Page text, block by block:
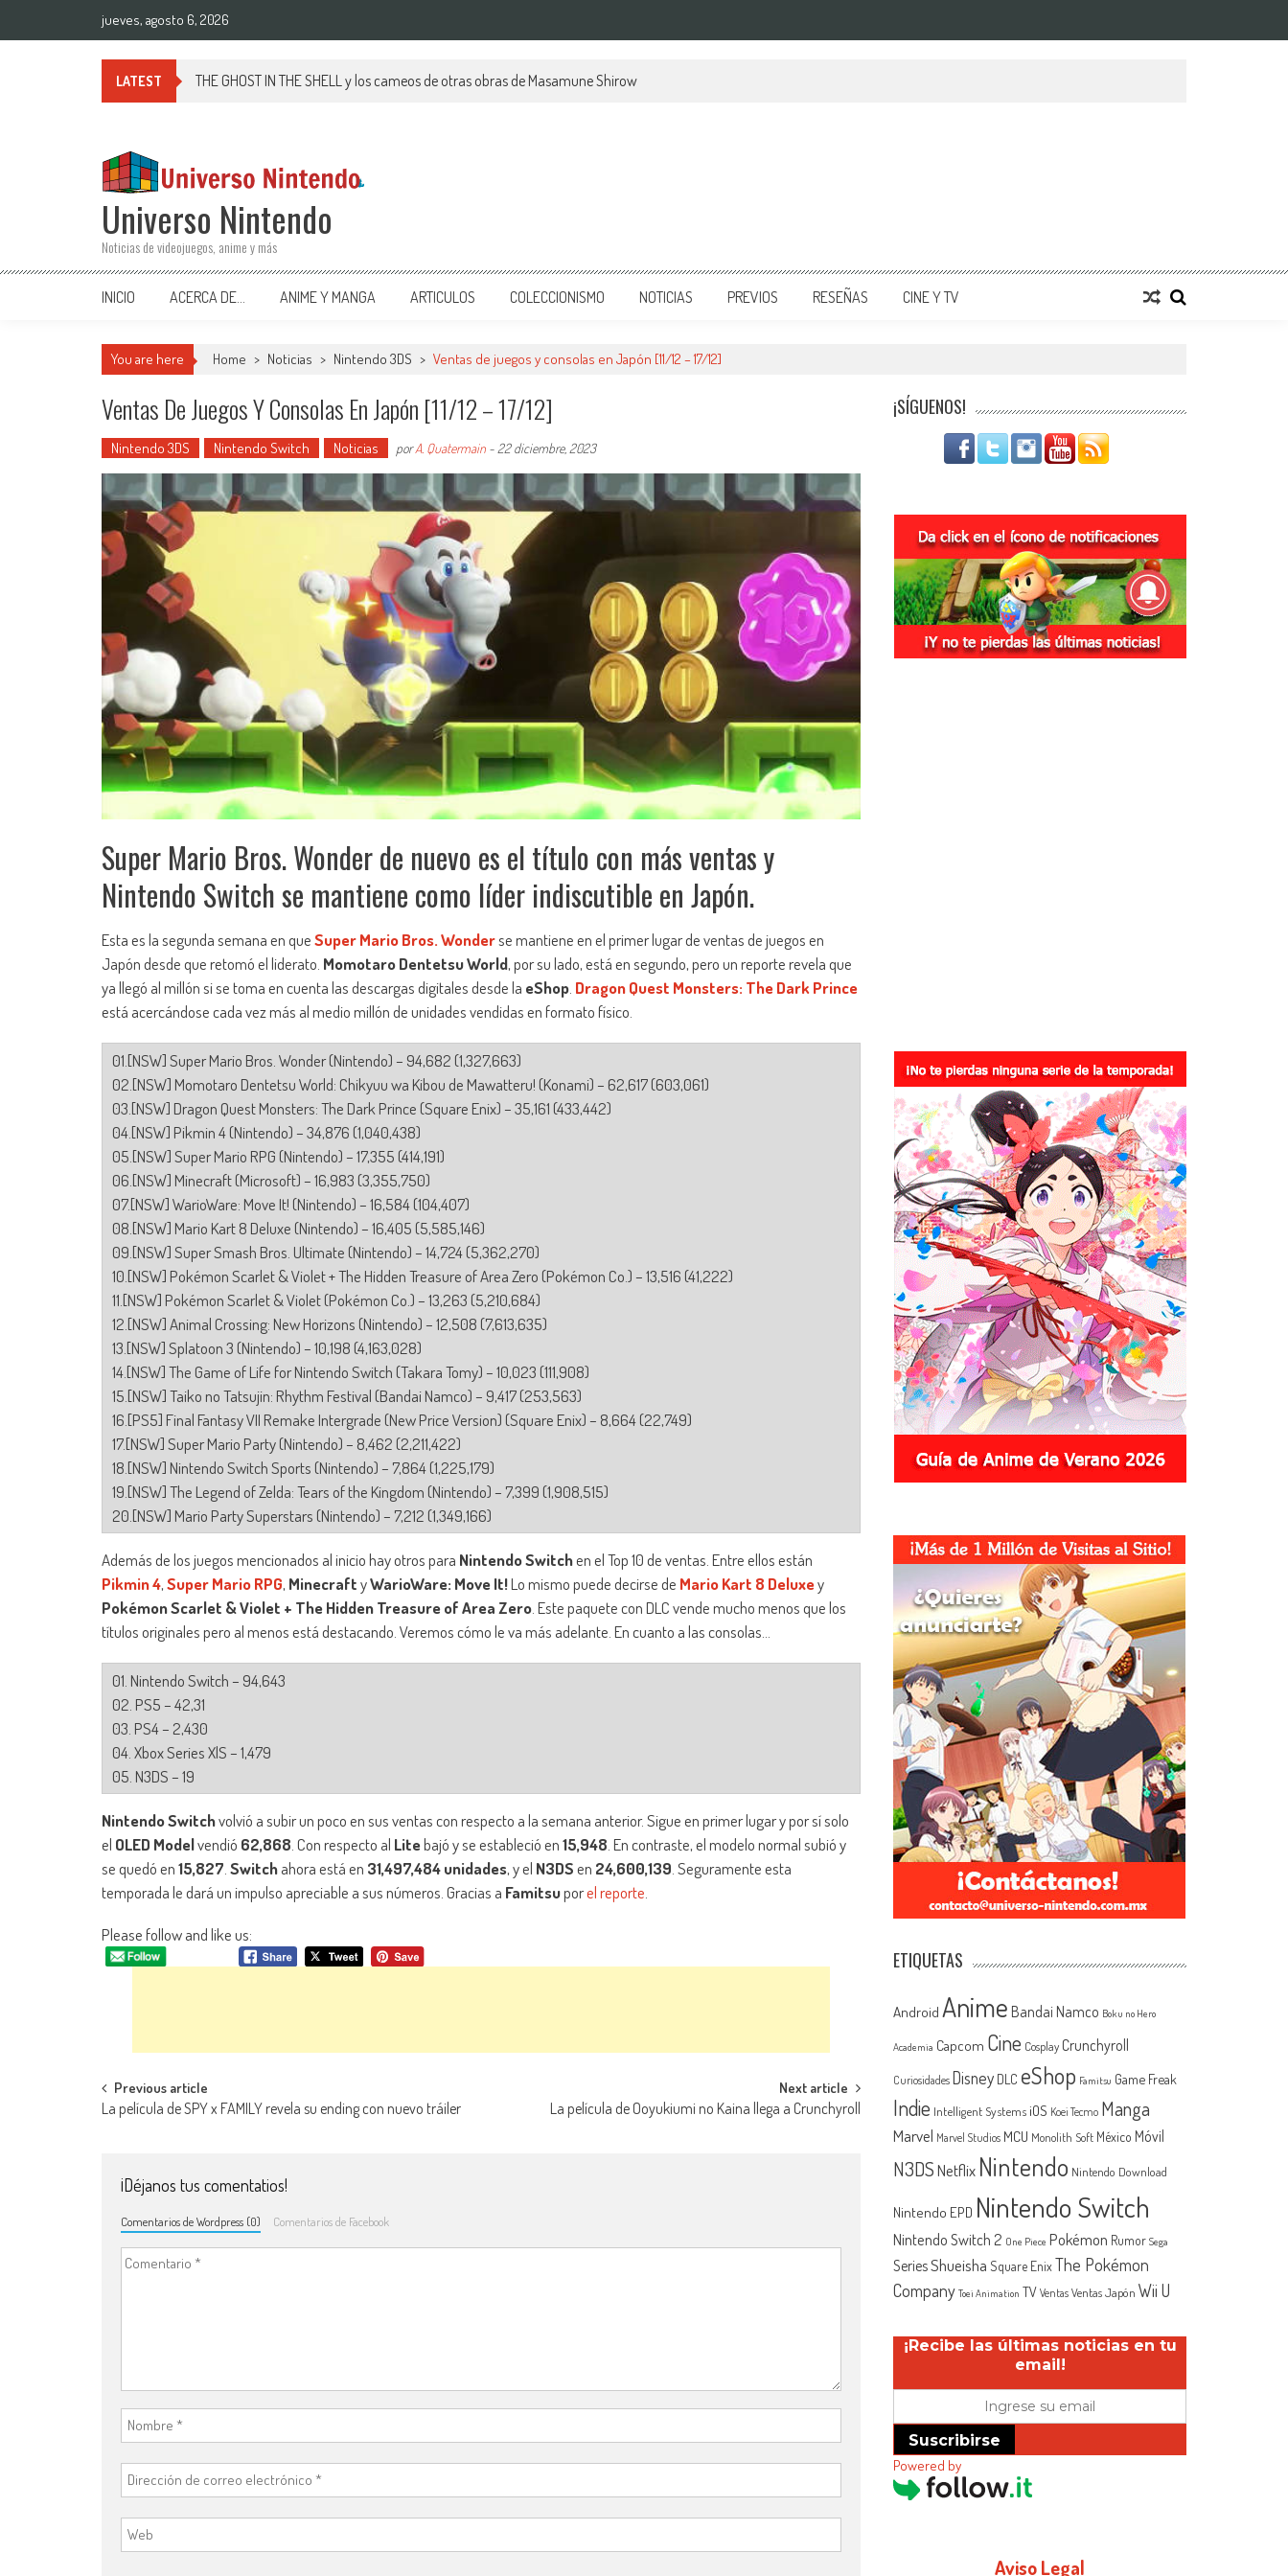
jueves, agosto 6, 2026
LATEST THE GHOST IN THE SHELL y los cameos de otras obras de Masamune Shirow
Universo Nintendo
Noticias de videojuegos, anime y más
INICIO ACERCA DE… ANIME Y MANGA ARTICULOS COLECCIONISMO NOTICIAS PREVIOS RESEÑAS CINE Y TV
You are here Home > Noticias > Nintendo 3DS > Ventas de juegos y consolas en Japón [11/12 – 17/12]
Ventas De Juegos Y Consolas En Japón [11/12 – 17/12]
Nintendo 3DS Nintendo Switch Noticias porA. Quatermain - 22 diciembre, 2023
Super Mario Bros. Wonder de nuevo es el título con más ventas y
Nintendo Switch se mantiene como líder indiscutible en Japón.
Esta es la segunda semana en queSuper Mario Bros. Wonderse mantiene en el primer lugar de ventas de juegos en
Japón desde que retomó el liderato. Momotaro Dentetsu World, por su lado, está en segundo, pero un reporte revela que
ya llegó al millón si se toma en cuenta las descargas digitales desde la eShop. Dragon Quest Monsters: The Dark Prince
está acercándose cada vez más al medio millón de unidades vendidas en formato físico.
01.[NSW] Super Mario Bros. Wonder (Nintendo) – 94,682 (1,327,663)
02.[NSW] Momotaro Dentetsu World: Chikyuu wa Kibou de Mawatteru! (Konami) – 62,617 (603,061)
03.[NSW] Dragon Quest Monsters: The Dark Prince (Square Enix) – 35,161 (433,442)
04.[NSW] Pikmin 4 (Nintendo) – 34,876 (1,040,438)
05.[NSW] Super Mario RPG (Nintendo) – 17,355 (414,191)
06.[NSW] Minecraft (Microsoft) – 16,983 (3,355,750)
07.[NSW] WarioWare: Move It! (Nintendo) – 16,584 (104,407)
08.[NSW] Mario Kart 8 Deluxe (Nintendo) – 16,405 (5,585,146)
09.[NSW] Super Smash Bros. Ultimate (Nintendo) – 14,724 (5,362,270)
10.[NSW] Pokémon Scarlet & Violet + The Hidden Treasure of Area Zero (Pokémon Co.) – 13,516 (41,222)
11.[NSW] Pokémon Scarlet & Violet (Pokémon Co.) – 13,263 (5,210,684)
12.[NSW] Animal Crossing: New Horizons (Nintendo) – 12,508 (7,613,635)
13.[NSW] Splatoon 3 (Nintendo) – 10,198 (4,163,028)
14.[NSW] The Game of Life for Nintendo Switch (Takara Tomy) – 10,023 (111,908)
15.[NSW] Taiko no Tatsujin: Rhythm Festival (Bandai Namco) – 9,417 (253,563)
16.[PS5] Final Fantasy VII Remake Intergrade (New Price Version) (Square Enix) – 8,664 (22,749)
17.[NSW] Super Mario Party (Nintendo) – 8,462 (2,211,422)
18.[NSW] Nintendo Switch Sports (Nintendo) – 7,864 (1,225,179)
19.[NSW] The Legend of Zelda: Tears of the Kingdom (Nintendo) – 7,399 (1,908,515)
20.[NSW] Mario Party Superstars (Nintendo) – 7,212 (1,349,166)
Además de los juegos mencionados al inicio hay otros para Nintendo Switchen el Top 10 de ventas. Entre ellos están
Pikmin 4,Super Mario RPG, MinecraftyWarioWare: Move It!Lo mismo puede decirse de Mario Kart 8 Deluxey
Pokémon Scarlet & Violet + The Hidden Treasure of Area Zero. Este paquete con DLC vende mucho menos que los
títulos originales pero al menos está destacando. Veremos cómo le va más adelante. En cuanto a las consolas…
01. Nintendo Switch – 94,643
02. PS5 – 42,31
03. PS4 – 2,430
04. Xbox Series X|S – 1,479
05. N3DS – 19
Nintendo Switchvolvió a subir un poco en sus ventas con respecto a la semana anterior. Sigue en primer lugar y por sí solo
el OLED Modelvendió 62,868. Con respecto al Litebajó y se estableció en15,948. En contraste, el modelo normal subió y
se quedó en15,827.Switchahora está en 31,497,484 unidades, y el N3DSen 24,600,139. Seguramente esta
temporada le dará un impulso apreciable a sus números. Gracias a Famitsuporel reporte.
Please follow and like us:
Navegación de entradas
Previous article
La película de SPY x FAMILY revela su ending con nuevo tráiler
Next article
La película de Ooyukiumi no Kaina llega a Crunchyroll
¡Déjanos tus comentatios!
Comentarios de Wordpress (0) Comentarios de Facebook
¡SÍGUENOS!
ETIQUETAS
Android Anime Bandai Namco Boku no Hero
Academia Capcom Cine Cosplay Crunchyroll
Curiosidades Disney DLC eShop Famitsu Game Freak
Indie Intelligent Systems iOS Koei Tecmo Manga
Marvel Marvel Studios MCU Monolith Soft México Móvil
N3DSNetflix Nintendo Nintendo Download
Nintendo EPD Nintendo Switch
Nintendo Switch 2 One Piece Pokémon Rumor Sega
SeriesShueisha Square EnixThe Pokémon
Company Toei Animation TV Ventas Ventas Japón Wii U
¡Recibe las últimas noticias en tu
email!
Suscribirse
Powered by
Aviso Legal